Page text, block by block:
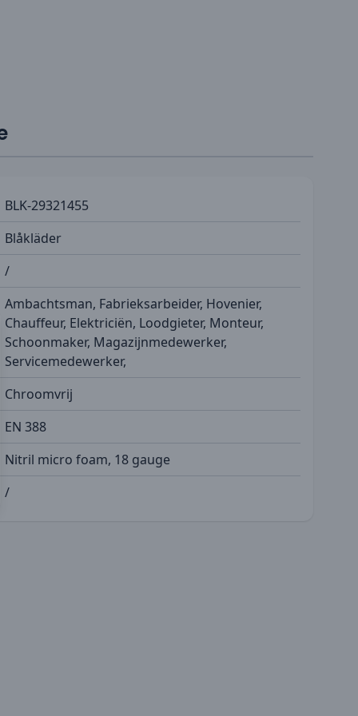
BLK-29321455
Blåkläder
/
Ambachtsman, Fabrieksarbeider, Hovenier,
Chauffeur, Elektriciën, Loodgieter, Monteur,
Schoonmaker, Magazijnmedewerker,
Servicemedewerker,
Chroomvrij
EN 388
Nitril micro foam, 18 gauge
/